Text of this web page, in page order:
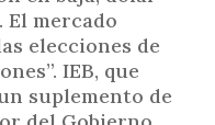
El mercado
elecciones de
IEB, que
suplemento de